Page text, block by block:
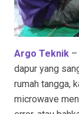
Argo Teknik –
dapur yang
rumah tangga,
microwave